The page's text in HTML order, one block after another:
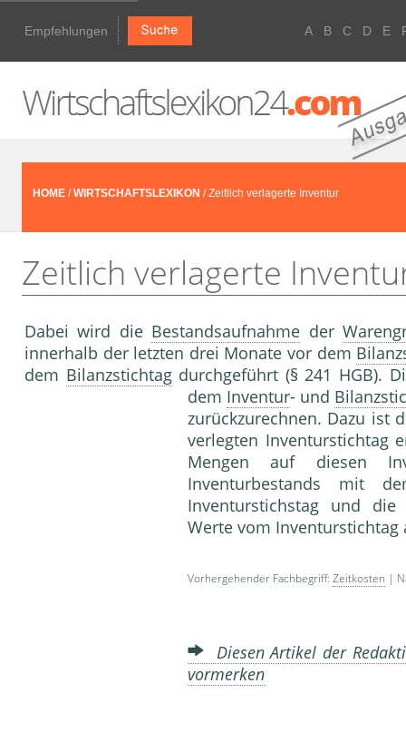
Empfehlungen A B C D E
HOME /WIRTSCHAFTSLEXIKON / Zeitlich verlagerte Inventur
Zeitlich verlagerte
Dabei wird die Bestandsaufnahme der
innerhalb der letzten drei Monate vor dem
dem Bilanzstichtagdurchgeführt (§ 241 HGB).
dem Inventur- und
zurückzurechnen. Dazu ist
verlegten Inventurstichtag
Mengen auf diesen
Inventurbestands mit
Inventurstichstag und
Werte vom
Vorhergehender Fachbegriff: Zeitkosten |
Diesen Artikel der
vormerken